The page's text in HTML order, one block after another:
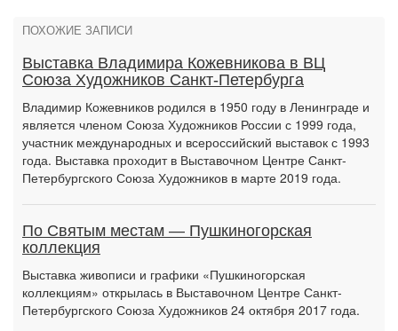
ПОХОЖИЕ ЗАПИСИ
Выставка Владимира Кожевникова в ВЦ
Союза Художников Санкт-Петербурга
Владимир Кожевников родился в 1950 году в Ленинграде и
является членом Союза Художников России с 1999 года,
участник международных и всероссийский выставок с 1993
года. Выставка проходит в Выставочном Центре Санкт-
Петербургского Союза Художников в марте 2019 года.
По Святым местам — Пушкиногорская
коллекция
Выставка живописи и графики «Пушкиногорская
коллекциям» открылась в Выставочном Центре Санкт-
Петербургского Союза Художников 24 октября 2017 года.